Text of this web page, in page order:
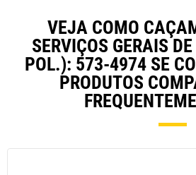
escavadeiras
rodas.
VEJA COMO
SERVIÇOS GERAIS
POL.): 573-4974 SE
PRODUTOS